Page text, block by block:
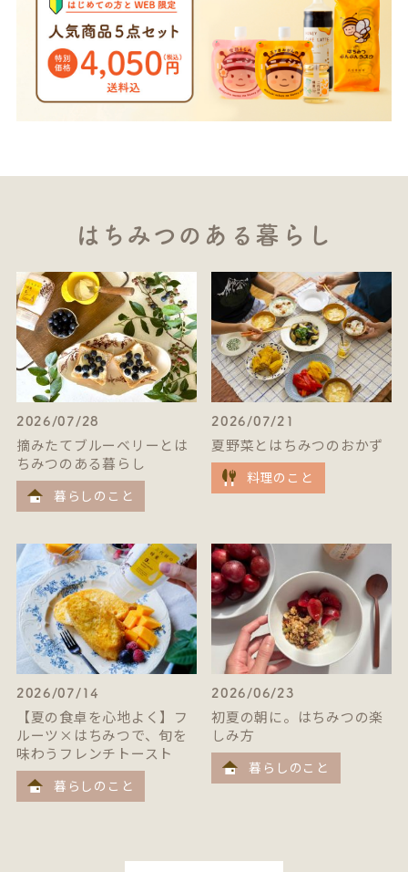
はちみつのある暮らし
2026/07/28
摘みたてブルーベリーとは
ちみつのある暮らし
暮らしのこと
2026/07/21
夏野菜とはちみつのおかず
料理のこと
2026/07/14
【夏の食卓を心地よく】フ
ルーツ×はちみつで、旬を
味わうフレンチトースト
暮らしのこと
2026/06/23
初夏の朝に。はちみつの楽
しみ方
暮らしのこと